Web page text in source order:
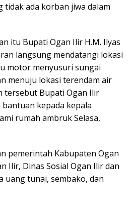
ada korban jiwa dalam
itu Bupati Ogan Ilir H.M. Ilyas
langsung mendatangi lokasi
motor menyusuri sungai
menuju lokasi terendam air
tersebut Bupati Ogan Ilir
kepada kepala
rumah ambruk Selasa,
pemerintah Kabupaten Ogan
Ilir, Dinas Sosial Ogan Ilir dan
uang tunai, sembako, dan